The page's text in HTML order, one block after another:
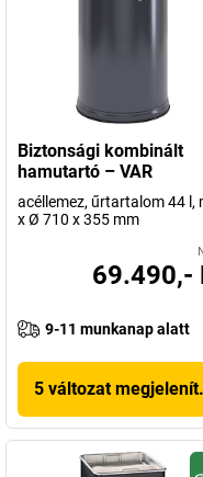
Biztonsági kombinált
hamutartó – VAR
acéllemez, űrtartalom 44 l,
x Ø 710 x 355 mm
69.490,-
9-11 munkanap alatt
5 változat